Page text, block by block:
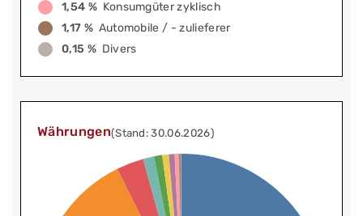
1,54 % Konsumgüter zyklisch
1,17 % Automobile / - zulieferer
0,15 % Divers
Währungen(Stand: 30.06.2026)